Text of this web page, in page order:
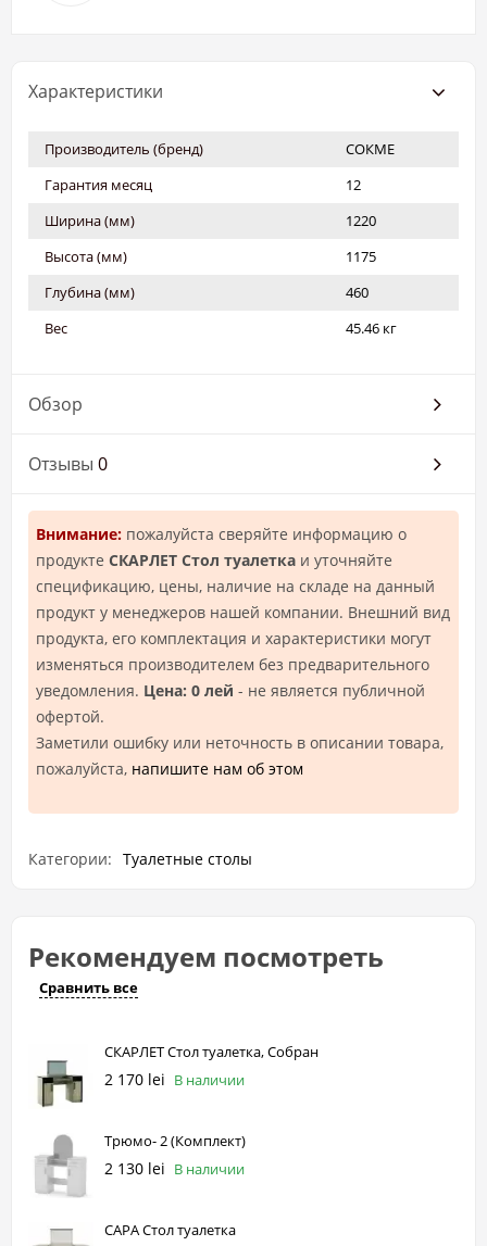
Характеристики
Производитель (бренд)
СОКМЕ
Гарантия месяц
12
Ширина (мм)
1220
Высота (мм)
1175
Глубина (мм)
460
Вес
45.46 кг
Обзор
Отзывы 0
Внимание: пожалуйста сверяйте информацию о
продукте СКАРЛЕТ Стол туалетка и уточняйте
спецификацию, цены, наличие на складе на данный
продукт у менеджеров нашей компании. Внешний вид
продукта, его комплектация и характеристики могут
изменяться производителем без предварительного
уведомления. Цена: 0 лей - не является публичной
офертой.
Заметили ошибку или неточность в описании товара,
пожалуйста, напишите нам об этом
Категории: Туалетные столы
Рекомендуем посмотреть
Сравнить все
СКАРЛЕТ Стол туалетка, Собран
2 170 lei В наличии
Трюмо- 2 (Комплект)
2 130 lei В наличии
САРА Стол туалетка